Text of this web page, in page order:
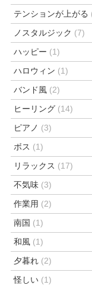
テンションが上がる
ノスタルジック (7)
ハッピー (1)
ハロウィン (1)
バンド風 (2)
ヒーリング (14)
ピアノ (3)
ボス (1)
リラックス (17)
不気味 (3)
作業用 (2)
南国 (1)
和風 (1)
夕暮れ (2)
怪しい (1)